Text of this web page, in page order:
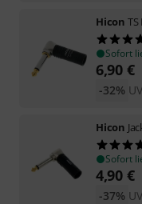
Hicon
Sofort
6,90 €
-32%
Hicon
Sofort
4,90 €
-37%